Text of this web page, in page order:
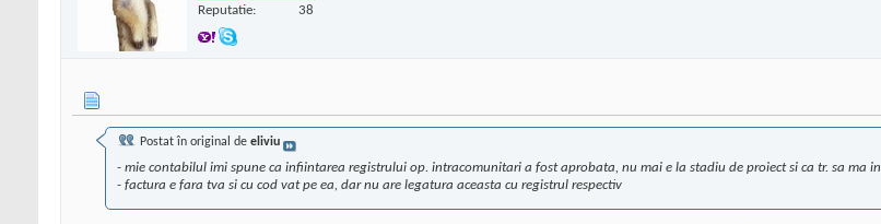
Reputatie: 38
Postat în original de eliviu
- mie contabilul imi spune ca infiintarea registrului op. intracomunitari a fost aprobata, nu mai e la stadiu de proiect si ca tr. sa ma
- factura e fara tva si cu cod vat pe ea, dar nu are legatura aceasta cu registrul respectiv